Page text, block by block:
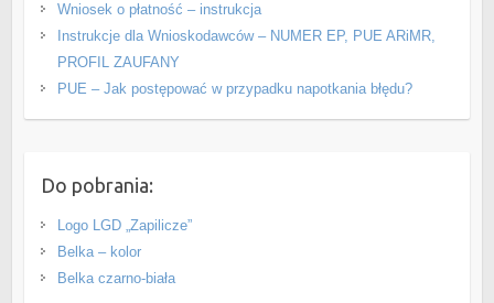
Wniosek o płatność – instrukcja
Instrukcje dla Wnioskodawców – NUMER EP, PUE ARiMR,
PROFIL ZAUFANY
PUE – Jak postępować w przypadku napotkania błędu?
Do pobrania:
Logo LGD „Zapilicze”
Belka – kolor
Belka czarno-biała